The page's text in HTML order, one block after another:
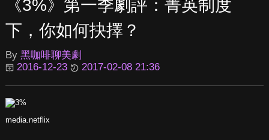
《3%》第一季劇評：菁英制度
下，你如何抉擇？
By 黑咖啡聊美劇
2016-12-23
2017-02-08 21:36
media.netflix